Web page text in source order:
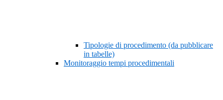
Tipologie di procedimento (da pubblicare
in tabelle)
Monitoraggio tempi procedimentali